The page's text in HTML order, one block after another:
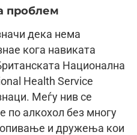
проблем
дека нема
кога навиката
Национална
Health Service
Меѓу нив се
по алкохол без многу
и дружења кои